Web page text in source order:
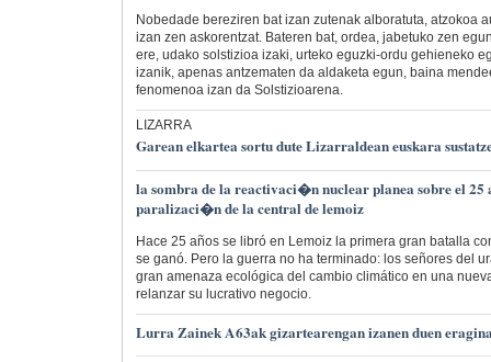
Nobedade bereziren bat izan zutenak alboratuta, atzokoa
izan zen askorentzat. Bateren bat, ordea, jabetuko zen
ere, udako solstizioa izaki, urteko eguzki-ordu gehieneko
izanik, apenas antzematen da aldaketa egun, baina
fenomenoa izan da Solstizioarena.
LIZARRA
Garean elkartea sortu dute Lizarraldean euskara
la sombra de la reactivaci�n nuclear planea sobre el 25
paralizaci�n de la central de lemoiz
Hace 25 años se libró en Lemoiz la primera gran batalla
se ganó. Pero la guerra no ha terminado: los señores del
gran amenaza ecológica del cambio climático en una
relanzar su lucrativo negocio.
Lurra Zainek A63ak gizartearengan izanen duen